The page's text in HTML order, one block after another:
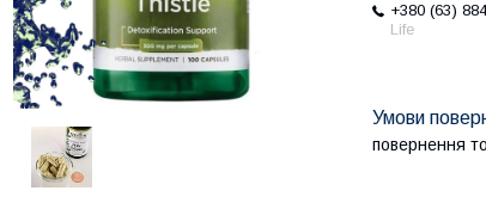
+380 (63)
Life
повернення